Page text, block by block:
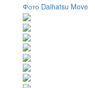
Фото Daihatsu Move